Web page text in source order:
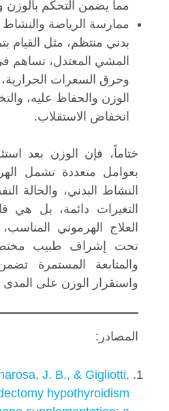
مما يضمن التحكم بالوزن
ممارسة الرياضة
بدني منتظم، مثل القيام
المشي المعتدل، تساهم
وحرق السعرات
الوزن والحفاظ عليه،
انخفاض الاستقلاب.
ختاماً، فإن الوزن بعد
بعوامل متعددة تشمل
النشاط البدني، والحالة
التغيرات دائمة، بل هي
العلاج الهرموني
تحت إشراف طبيب مختص.
والمتابعة المستمرة
واستقرار الوزن على المدى
المصادر:
J. B., & Gigliotti,
hypothyroidism